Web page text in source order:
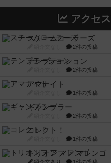
アクセ
スチームローラーズ
2件の投稿
テンプテーション
2件の投稿
アマナイト
1件の投稿
ギャンブラー
2件の投稿
コレクト！
1件の投稿
トリオンフ ア マレンゴ
紹介文あり 1件の投稿